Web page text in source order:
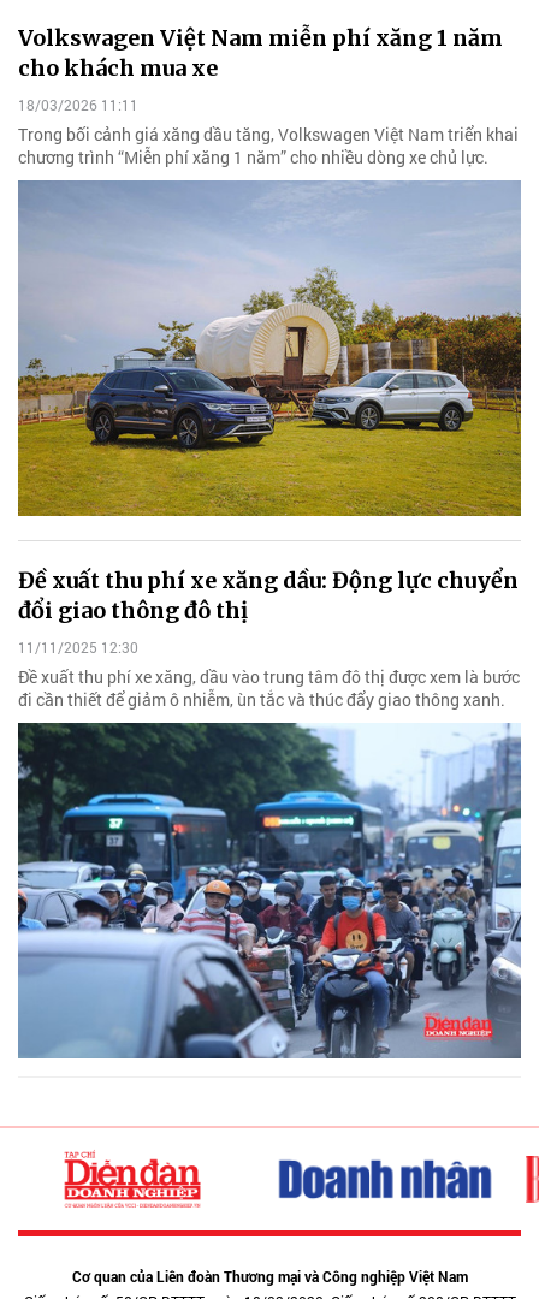
Volkswagen Việt Nam miễn phí xăng 1 năm
cho khách mua xe
18/03/2026 11:11
Trong bối cảnh giá xăng dầu tăng, Volkswagen Việt Nam triển khai
chương trình “Miễn phí xăng 1 năm” cho nhiều dòng xe chủ lực.
Đề xuất thu phí xe xăng dầu: Động lực chuyển
đổi giao thông đô thị
11/11/2025 12:30
Đề xuất thu phí xe xăng, dầu vào trung tâm đô thị được xem là bước
đi cần thiết để giảm ô nhiễm, ùn tắc và thúc đẩy giao thông xanh.
Cơ quan của Liên đoàn Thương mại và Công nghiệp Việt Nam